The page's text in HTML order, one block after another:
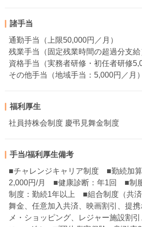
諸手当
通勤手当（上限50,000円／月）
残業手当（固定残業時間の超過分支給
資格手当（実務者研修・初任者研修
その他手当（地域手当：5,000円／月）
福利厚生
社員持株会制度 慶弔見舞金制度
手当/福利厚生備考
■チャレンジキャリア制度 ■勤続加算
2,000円/月 ■健康診断：年1回 ■制
制度：勤続1年以上 ■組合制度（共
舞金、任意加入共済、映画割引、提
メ・ショッピング、レジャー施設割